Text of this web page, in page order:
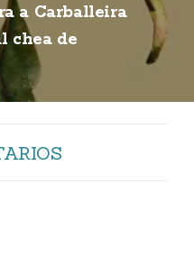
a Carballeira
chea de